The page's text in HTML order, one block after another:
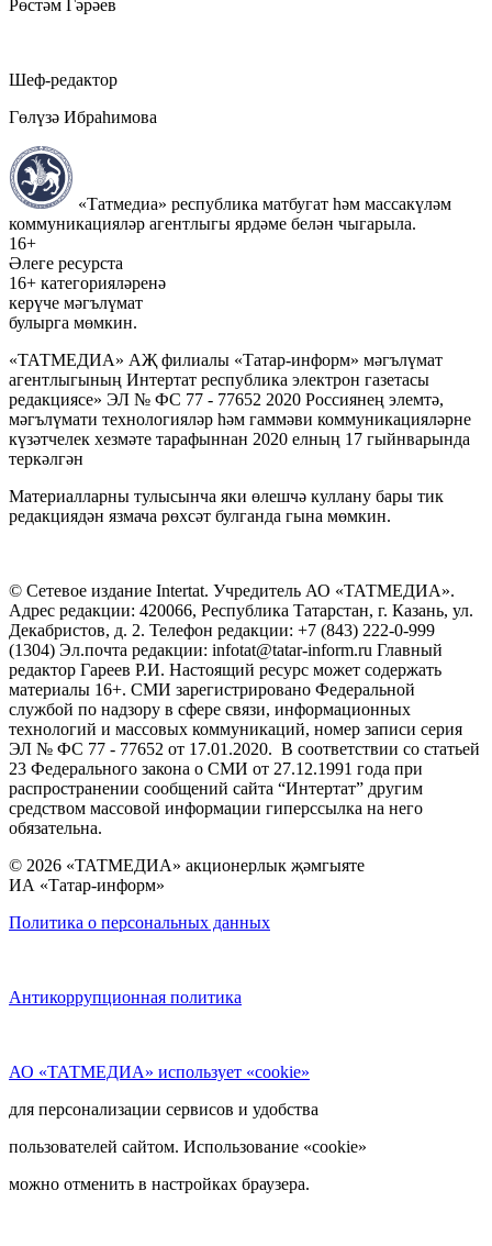
Рөстәм Гәрәев
Шеф-редактор
Гөлүзә Ибраһимова
«Татмедиа» республика матбугат һәм массакүләм
коммуникацияләр агентлыгы ярдәме белән чыгарыла.
16+
Әлеге ресурста
16+ категорияләренә
керүче мәгълүмат
булырга мөмкин.
«ТАТМЕДИА» АҖ филиалы «Татар-информ» мәгълүмат
агентлыгының Интертат республика электрон газетасы
редакциясе» ЭЛ № ФС 77 - 77652 2020 Россиянең элемтә,
мәгълүмати технологияләр һәм гаммәви коммуникацияләрне
күзәтчелек хезмәте тарафыннан 2020 елның 17 гыйнварында
теркәлгән
Материалларны тулысынча яки өлешчә куллану бары тик
редакциядән язмача рөхсәт булганда гына мөмкин.
© Сетевое издание Intertat. Учредитель АО «ТАТМЕДИА».
Адрес редакции: 420066, Республика Татарстан, г. Казань, ул.
Декабристов, д. 2. Телефон редакции: +7 (843) 222-0-999
(1304) Эл.почта редакции: infotat@tatar-inform.ru Главный
редактор Гареев Р.И. Настоящий ресурс может содержать
материалы 16+. СМИ зарегистрировано Федеральной
службой по надзору в сфере связи, информационных
технологий и массовых коммуникаций, номер записи серия
ЭЛ № ФС 77 - 77652 от 17.01.2020. В соответствии со статьей
23 Федерального закона о СМИ от 27.12.1991 года при
распространении сообщений сайта “Интертат” другим
средством массовой информации гиперссылка на него
обязательна.
© 2026 «ТАТМЕДИА» акционерлык җәмгыяте
ИА «Татар-информ»
Политика о персональных данных
Антикоррупционная политика
АО «ТАТМЕДИА» использует «cookie»
для персонализации сервисов и удобства
пользователей сайтом. Использование «cookie»
можно отменить в настройках браузера.